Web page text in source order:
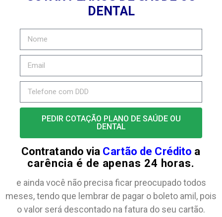
DENTAL
PEDIR COTAÇÃO PLANO DE SAÚDE OU
DENTAL
Contratando via Cartão de Crédito a
carência é de apenas 24 horas.
e ainda você não precisa ficar preocupado todos
meses, tendo que lembrar de pagar o boleto amil, pois
o valor será descontado na fatura do seu cartão.